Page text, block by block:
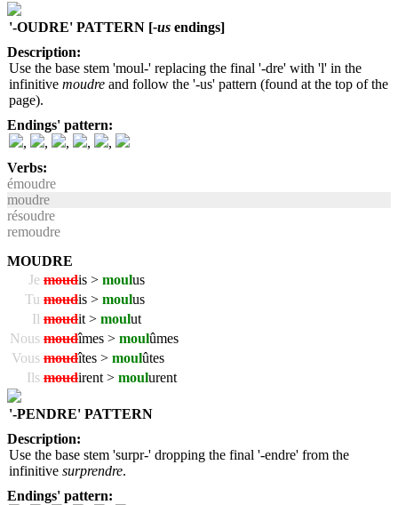
'-OUDRE' PATTERN [-us endings]
Description:
Use the base stem 'moul-' replacing the final '-dre' with 'l' in the
infinitive moudre and follow the '-us' pattern (found at the top of the
page).
Endings' pattern:
,
, , ,
,
Verbs:
émoudre
moudre
résoudre
remoudre
MOUDRE
Je moudis > moulus
Tu moudis > moulus
Il moudit > moulut
Nous moudîmes > moulûmes
Vous moudîtes > moulûtes
Ils moudirent > moulurent
'-PENDRE' PATTERN
Description:
Use the base stem 'surpr-' dropping the final '-endre' from the
infinitive surprendre.
Endings' pattern: